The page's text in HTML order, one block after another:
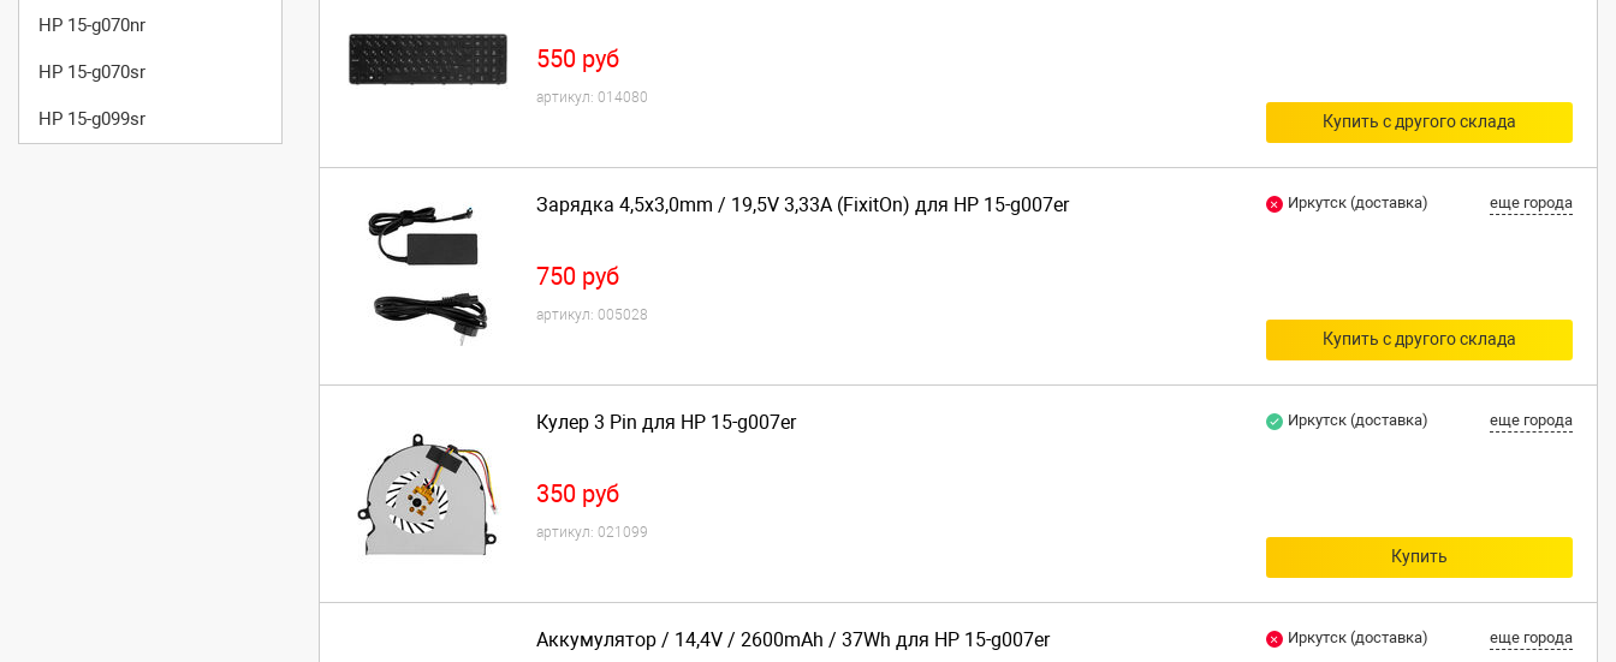
HP 15-g070nr
HP 15-g070sr
HP 15-g099sr
550 руб
артикул: 014080
Купить с другого склада
Зарядка 4,5x3,0mm / 19,5V 3,33A (FixitOn) для HP 15-g007er
750 руб
артикул: 005028
Иркутск (доставка) еще города
Купить с другого склада
Кулер 3 Pin для HP 15-g007er
350 руб
артикул: 021099
Иркутск (доставка) еще города
Купить
Аккумулятор / 14,4V / 2600mAh / 37Wh для HP 15-g007er Иркутск (доставка) еще города